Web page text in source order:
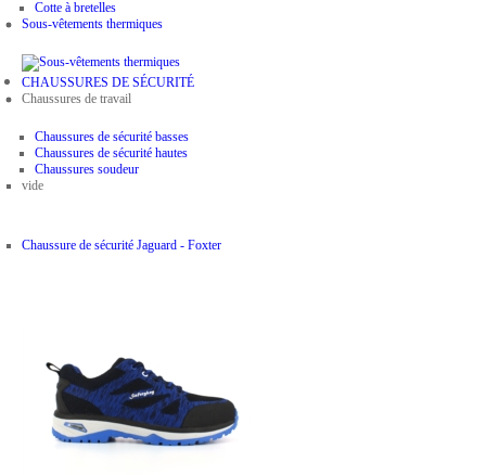
Cotte à bretelles
Sous-vêtements thermiques
CHAUSSURES DE SÉCURITÉ
Chaussures de travail
Chaussures de sécurité basses
Chaussures de sécurité hautes
Chaussures soudeur
vide
Chaussure de sécurité Jaguard - Foxter